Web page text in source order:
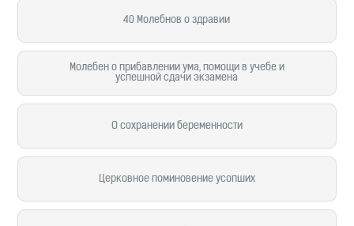
40 Молебнов о здравии
Молебен о прибавлении ума, помощи в учебе и
успешной сдачи экзамена
О сохранении беременности
Церковное поминовение усопших